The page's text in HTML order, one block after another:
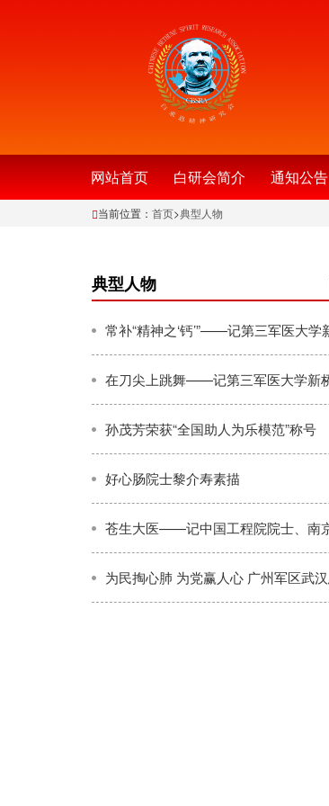
网站首页 白研会简介 通知公告
当前位置： 首页>典型人物
典型人物
孙茂芳荣获“全国助人为乐模范”称号
好心肠院士黎介寿素描